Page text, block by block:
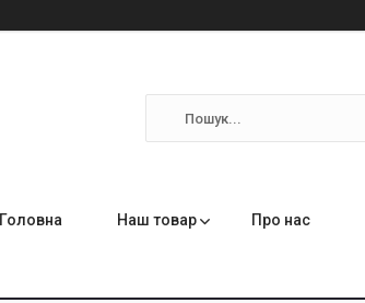
Головна Наш товар Про нас